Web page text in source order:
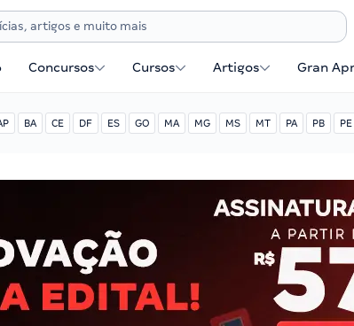
Concursos Cursos Artigos Gran
BA CE DF ES GO MA MG MS MT PA PB PE